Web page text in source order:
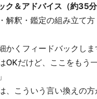
ク＆アドバイス（約35分
解釈・鑑定の組み立て
かくフィードバックしま
OKだけど、ここをもう
、こういう言い換えの